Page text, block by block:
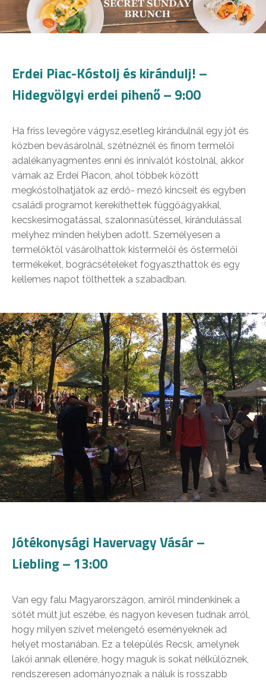
Erdei Piac-Kóstolj és kirándulj! –
Hidegvölgyi erdei pihenő – 9:00
Ha friss levegőre vágysz,esetleg kirándulnál egy jót és
közben bevásárolnál, szétnéznél és finom termelői
adalékanyagmentes enni és innivalót kóstolnál, akkor
várnak az Erdei Piacon, ahol többek között
megkóstolhatjátok az erdő- mező kincseit és egyben
családi programot kerekíthettek függőágyakkal,
kecskesimogatással, szalonnasütéssel, kirándulással
melyhez minden helyben adott. Személyesen a
termelőktől vásárolhattok kistermelői és őstermelői
termékeket, bográcsételeket fogyaszthattok és egy
kellemes napot tölthettek a szabadban.
Jótékonysági Havervagy Vásár –
Liebling – 13:00
Van egy falu Magyarországon, amiről mindenkinek a
sötét múlt jut eszébe, és nagyon kevesen tudnak arról,
hogy milyen szívet melengető eseményeknek ad
helyet mostanában. Ez a település Recsk, amelynek
lakói annak ellenére, hogy maguk is sokat nélkülöznek,
rendszeresen adományoznak a náluk is rosszabb